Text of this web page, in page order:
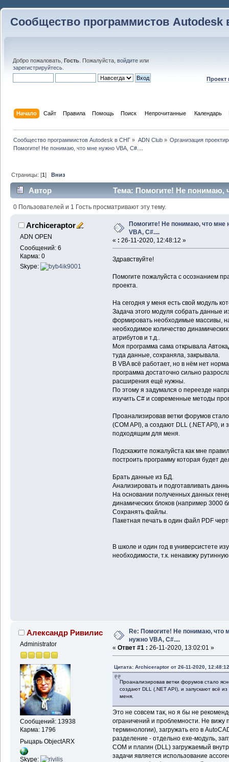
Сообщество программистов Autodesk
Добро пожаловать, Гость . Пожалуйста, войдите или
зарегистрируйтесь
Проект
Начало Сайт Правила Помощь Поиск Непрочитанные Календарь
Сообщество программистов Autodesk в СНГ » ADN Club» Организация
Помогите! Не понимаю, что мне нужно VBA, C#....
Страницы: [1]Вниз
Автор
Тема: Помогите! Не понимаю,
49552 раз)
0 Пользователей и 1 Гость просматривают эту тему.
Archiceraptor
ADN OPEN
Сообщений: 6
Карма: 0
Skype:
Помогите! Не понимаю, что мне
VBA, C#....
« : 26-11-2020, 12:48:12 »
Здравствуйте!
Помогите пожалуйста с осознанием
проекта.
На сегодня у меня есть свой модуль
Задача этого модуля собрать данные
формировать необходимые массивы,
необходимое количество
атрибутов и т.д..
Моя программа сама открывала
туда данные, сохраняла, закрывала.
В VBA всё работает, но в нём нет
программа достаточно сильно
расширения ещё нужны.
По этому я задумался о переезде
изучить C# и современные методы
Проанализировав ветки форумов
(COM API), а создают DLL (.NET API), и
подходящим для меня.
Подскажите пожалуйста как мне
построить программу которая будет
Брать данные из БД.
Анализировать и подготавливать
На основании полученных данных
динамических блоков (например 3000
Сохранять файлы.
Пакетная печать в один файл PDF
В школе и один год в универсистете
необходимости, т.к. ненавижу
Александр Ривилис
Administrator
Сообщений: 13938
Карма: 1796
Рыцарь ObjectARX
Skype:
Re: Помогите! Не понимаю, что
нужно VBA, C#....
« Ответ #1 : 26-11-2020, 13:02:01 »
Цитата: Archiceraptor от 26-11-2020, 12:48:12
Проанализировав ветки форумов стало
создают DLL (.NET API), и запускают всё
меня.
Это не совсем так, но я бы не
ограничений и проблемности. Не вижу
терминологии), загружать его в
разделение - отдельно exe-модуль,
COM и плагин (DLL) загружаемый
задачи является использование